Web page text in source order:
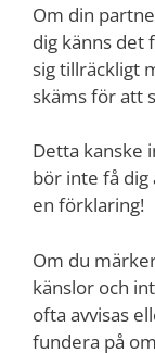
Om din
dig känns det
sig tillräckligt
skäms för att
Detta kanske
bör inte få dig
en förklaring!
Om du
känslor och
ofta avvisas
fundera på